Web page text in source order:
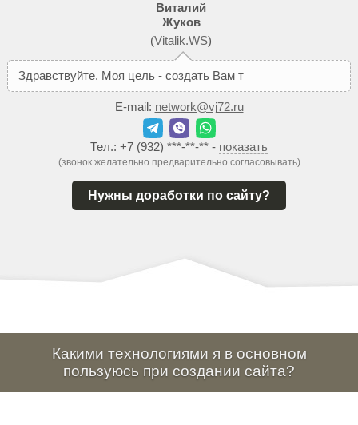
Виталий
Жуков
(Vitalik.WS)
Здравствуйте. Моя цель - создать Вам та
E-mail: network@vj72.ru
Тел.: +7 (932) ***-**-** - показать
(звонок желательно предварительно согласовывать)
Нужны доработки по сайту?
Какими технологиями я в основном
пользуюсь при создании сайта?